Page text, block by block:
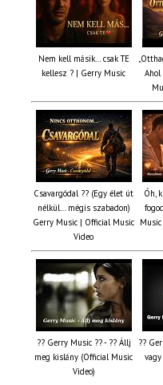
Nem kell másik… csak TE
kellesz ? | Gerry Music
Csavargódal ?? (Egy élet út
nélkül… mégis szabadon)
Gerry Music | Official Music
Video
Óh,
?? Gerry Music ?? - ?? Állj
meg kislány (Official Music
Video)
??